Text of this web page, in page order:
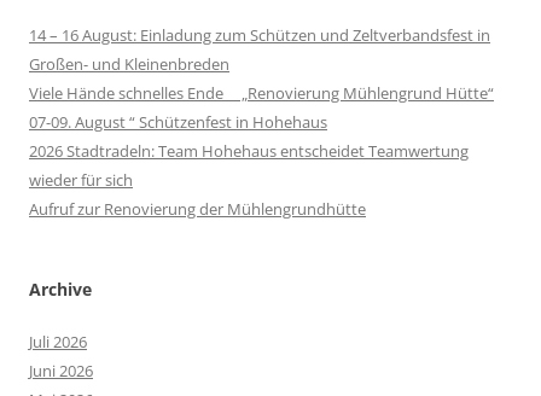
14 – 16 August: Einladung zum Schützen und Zeltverbandsfest in
Großen- und Kleinenbreden
Viele Hände schnelles Ende „Renovierung Mühlengrund Hütte“
07-09. August “ Schützenfest in Hohehaus
2026 Stadtradeln: Team Hohehaus entscheidet Teamwertung
wieder für sich
Aufruf zur Renovierung der Mühlengrundhütte
Archive
Juli 2026
Juni 2026